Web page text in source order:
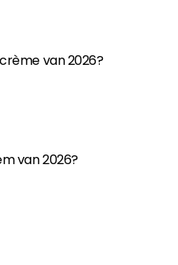
van 2026?
van 2026?